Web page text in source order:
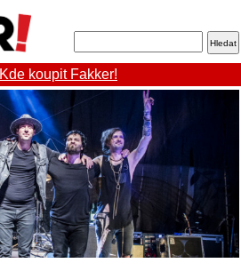
Kde koupit Fakker!